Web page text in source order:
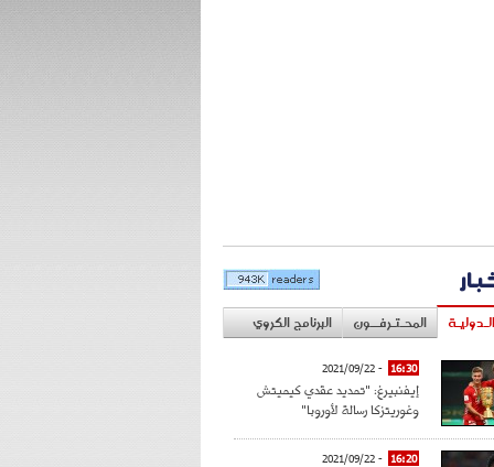
المحـتـرفــون البرنامج الكروي
16:30
- 2021/09/22
إيفنبيرغ: "تمديد عقدي كيميتش
وغوريتزكا رسالة لأوروبا"
16:20
- 2021/09/22